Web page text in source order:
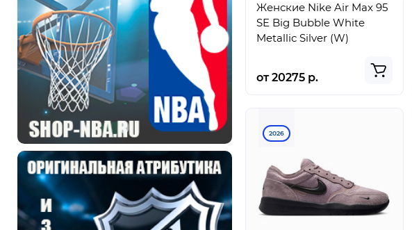
Женские Nike Air Max 95
SE Big Bubble White
Metallic Silver (W)
от 20275 р.
2026